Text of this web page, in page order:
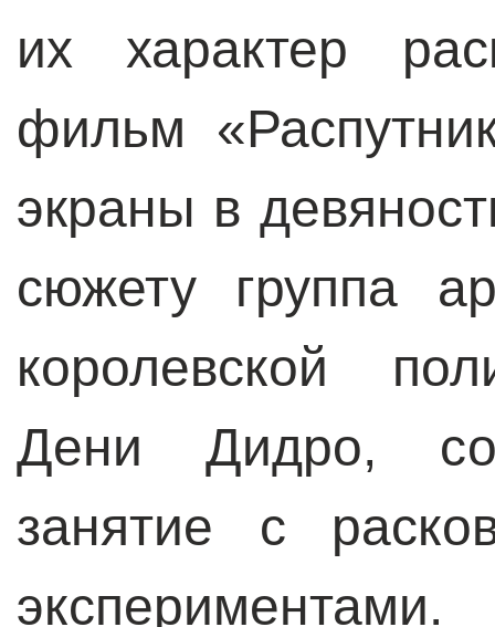
их характер
фильм
экраны в
сюжету группа
королевской
Дени Дидро,
занятие с